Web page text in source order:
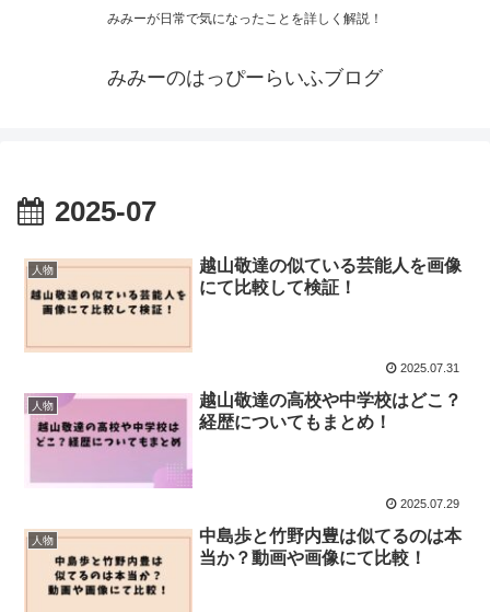
みみーが日常で気になったことを詳しく解説！
みみーのはっぴーらいふブログ
2025-07
人物
越山敬達の似ている芸能人を画像
にて比較して検証！
2025.07.31
人物
越山敬達の高校や中学校はどこ？
経歴についてもまとめ！
2025.07.29
人物
中島歩と竹野内豊は似てるのは本
当か？動画や画像にて比較！